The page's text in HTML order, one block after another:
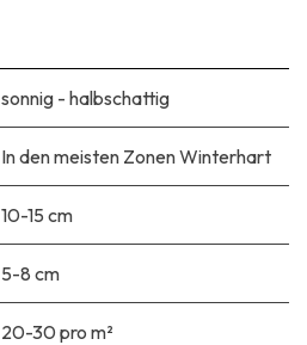
sonnig - halbschattig
In den meisten Zonen Winterhart
10-15 cm
5-8 cm
20-30 pro m²